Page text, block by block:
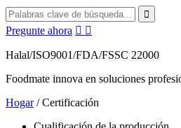
Pregunte ahora  
Halal/ISO9001/FDA/FSSC 22000
Foodmate innova en soluciones
Hogar/Certificación